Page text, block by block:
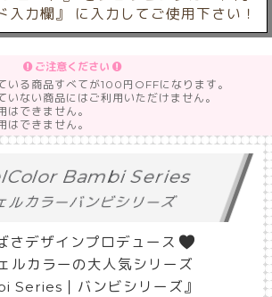
入力欄』 に入力してご使用下さい！
ご注意ください
る商品すべてが100円OFFになります。
ない商品にはご利用いただけません。
できません。
できません。
Bambi Series
ルカラーバンビシリーズ
さデザインプロデュース
ルカラーの大人気シリーズ
Series｜バンビシリーズ』